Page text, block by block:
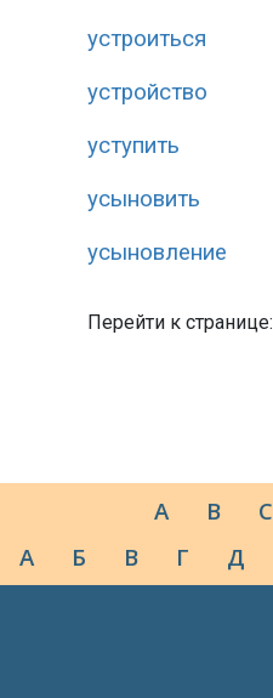
устроиться
устройство
уступить
усыновить
усыновление
Перейти к странице:
A B C
А
Б В Г Д